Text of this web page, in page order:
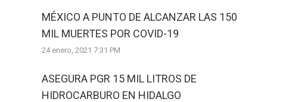
MÉXICO A PUNTO DE ALCANZAR LAS 150
MIL MUERTES POR COVID-19
24 enero, 2021 7:31 PM
ASEGURA PGR 15 MIL LITROS DE
HIDROCARBURO EN HIDALGO